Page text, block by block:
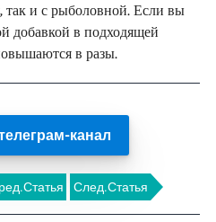
так и с рыболовной. Если вы
добавкой в подходящей
в разы.
канал
След.Статья